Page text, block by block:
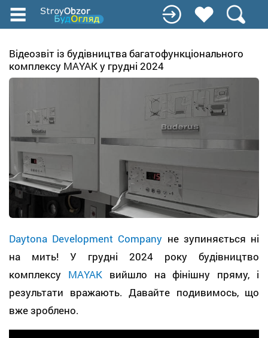
Перейти
содержанию
Відеозвіт із будівництва багатофункціонального
комплексу MAYAK у грудні 2024
Daytona Development Company не зупиняється ні
на мить! У грудні 2024 року будівництво
комплексу MAYAKвийшло на фінішну пряму, і
результати вражають. Давайте подивимось, що
вже зроблено.